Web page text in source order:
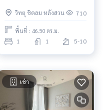
วิทยุ ชิดลม หลังสวน
710
พื้นที่ : 46.50 ตร.ม.
1 1 5-10
เช่า